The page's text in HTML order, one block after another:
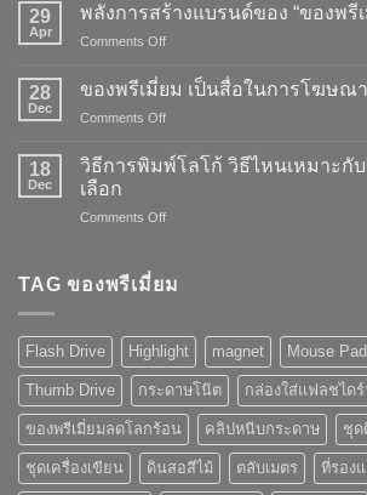
29
Apr
พลังการสร้างแบรนด์ของ “ของพรี
Comments Offon
“ของ
28
Dec
ของพรีเมี่ยม เป็นสื่อในการโฆษณ
Comments Offon
พรี
เป็น
การ
ดี
แค่
ไหน
18
Dec
วิธีการพิมพ์โลโก้ วิธีไหนเหมาะกั
เลือก
Comments Offon
พิมพ์
ไหน
เหมาะ
กับ
พรี
เมี่
ยม
ที่
TAG ของพรีเมี่ยม
Flash Drive Highlight magnet Mouse Pad
Thumb Drive กระดาษโน๊ต กล่องใส่แฟลชไดร์
ของพรีเมี่ยมลดโลกร้อน คลิปหนีบกระดาษ ชุด
ชุดเครื่องเขียน ดินสอสีไม้ ตลับเมตร ที่รอง